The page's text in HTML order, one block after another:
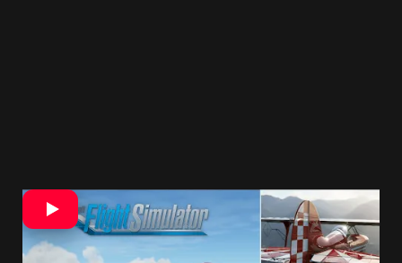
Zdroj: Youtube Xbox
Trailer je krásnya predovšetkým užitočný,
pretože ukazuje rôzne edície
, čo dostanete,